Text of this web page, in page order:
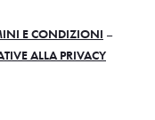
E CONDIZIONI –
ALLA PRIVACY